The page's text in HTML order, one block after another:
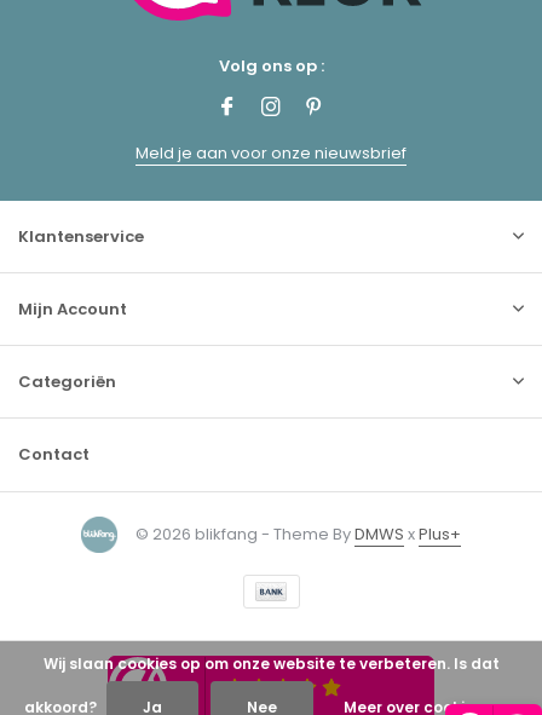
Volg ons op :
Meld je aan voor onze nieuwsbrief
Klantenservice
Mijn Account
Categoriën
Contact
© 2026 blikfang - Theme ByDMWS xPlus+
Wij slaan cookies op om onze website te verbeteren. Is dat
akkoord? Ja Nee Meer over cookies »